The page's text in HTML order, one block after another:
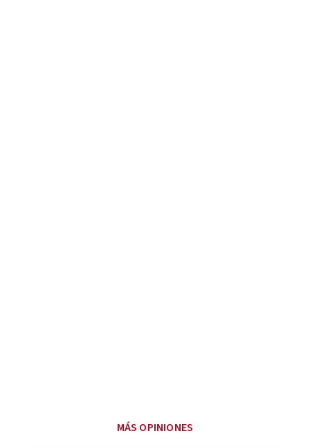
MÁS OPINIONES